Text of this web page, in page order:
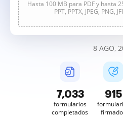
Hasta 100 MB para PDF y hasta
PPT, PPTX, JPEG, PNG,
8 AGO,
7,033
formularios
completados
915